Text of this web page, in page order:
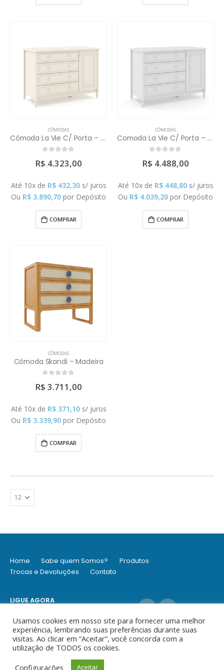
CÔMODAS
Cômoda La Vie C/ Porta – Cores
R$ 4.323,00
Até 10x de R$432,30 s/ juros
Ou R$ 3.890,70 por Depósito
COMPRAR
CÔMODAS
Comoda La Vie C/ Porta – Provençal
R$ 4.488,00
Até 10x de R$448,80 s/ juros
Ou R$ 4.039,20 por Depósito
COMPRAR
CÔMODAS
Cômoda Skandi – Madeira
R$ 3.711,00
Até 10x de R$371,10 s/ juros
Ou R$ 3.339,90 por Depósito
COMPRAR
Home Sabe quem Somos?
Produtos
Trocas e Devoluções
Contato
LIGUE AGORA
© Ideia - Todos os direitos reservados
Usamos cookies em nosso site para fornecer uma melhor
experiência, lembrando suas preferências durante suas
visitas. Ao clicar em “Aceitar”, você concorda com a
utilização de TODOS os cookies.
Configurações
Aceitar